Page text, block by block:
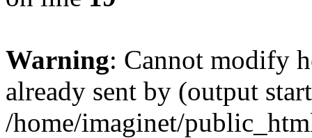
Warning: Cannot modify
already sent by (output
/home/imaginet/